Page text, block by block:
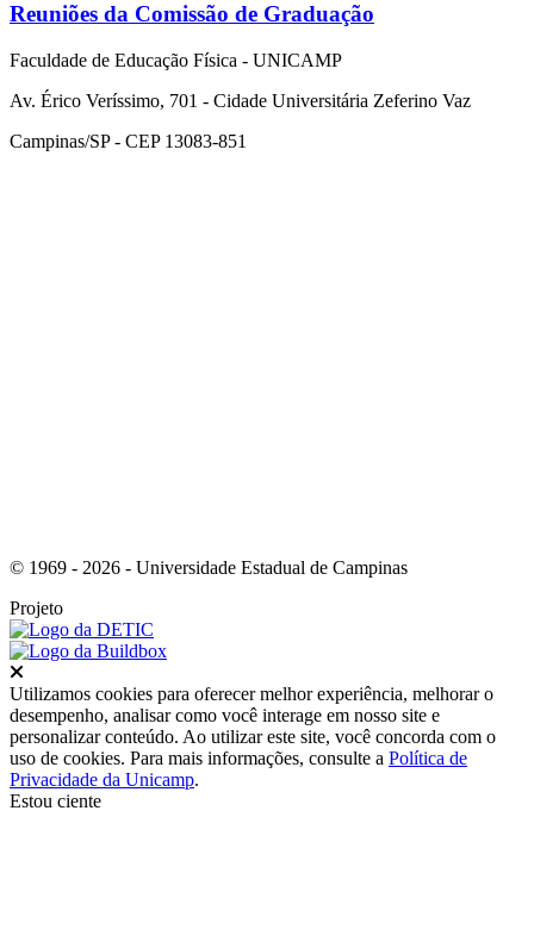
Reuniões da Comissão de Graduação
Faculdade de Educação Física - UNICAMP
Av. Érico Veríssimo, 701 - Cidade Universitária Zeferino Vaz
Campinas/SP - CEP 13083-851
© 1969 - 2026 - Universidade Estadual de Campinas
Projeto
Utilizamos cookies para oferecer melhor experiência, melhorar o
desempenho, analisar como você interage em nosso site e
personalizar conteúdo. Ao utilizar este site, você concorda com o
uso de cookies. Para mais informações, consulte a Política de
Privacidade da Unicamp.
Estou ciente